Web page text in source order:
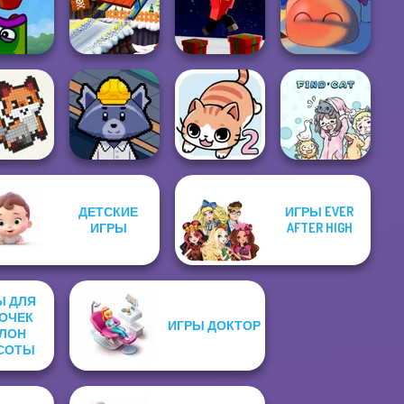
Airport Pet Salon Dream Pet Link 2 Gacha Life 3
Worm Snow Ride 3D
Parkour Block
Xmas Special
Fireblob Winter
Stitch Find Cat 2
ДЕТСКИЕ
ИГРЫ
ИГРЫ EVER
AFTER HIGH
ДЛЯ
ИГРЫ ДОКТОР